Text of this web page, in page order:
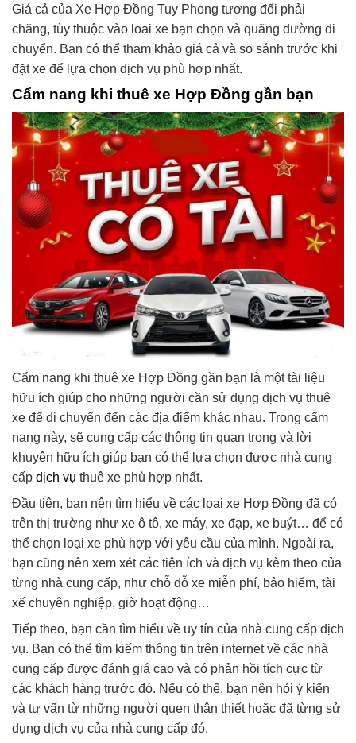
Giá cả của Xe Hợp Đồng Tuy Phong tương đối phải
chăng, tùy thuộc vào loại xe bạn chọn và quãng đường di
chuyển. Bạn có thể tham khảo giá cả và so sánh trước khi
đặt xe để lựa chọn dịch vụ phù hợp nhất.
Cẩm nang khi thuê xe Hợp Đồng gần bạn
Cẩm nang khi thuê xe Hợp Đồng gần bạn là một tài liệu
hữu ích giúp cho những người cần sử dụng dịch vụ thuê
xe để di chuyển đến các địa điểm khác nhau. Trong cẩm
nang này, sẽ cung cấp các thông tin quan trọng và lời
khuyên hữu ích giúp bạn có thể lựa chọn được nhà cung
cấp dịch vụ thuê xe phù hợp nhất.
Đầu tiên, bạn nên tìm hiểu về các loại xe Hợp Đồng đã có
trên thị trường như xe ô tô, xe máy, xe đạp, xe buýt… để có
thể chọn loại xe phù hợp với yêu cầu của mình. Ngoài ra,
bạn cũng nên xem xét các tiện ích và dịch vụ kèm theo của
từng nhà cung cấp, như chỗ đỗ xe miễn phí, bảo hiểm, tài
xế chuyên nghiệp, giờ hoạt động…
Tiếp theo, bạn cần tìm hiểu về uy tín của nhà cung cấp dịch
vụ. Bạn có thể tìm kiếm thông tin trên internet về các nhà
cung cấp được đánh giá cao và có phản hồi tích cực từ
các khách hàng trước đó. Nếu có thể, bạn nên hỏi ý kiến
và tư vấn từ những người quen thân thiết hoặc đã từng sử
dụng dịch vụ của nhà cung cấp đó.